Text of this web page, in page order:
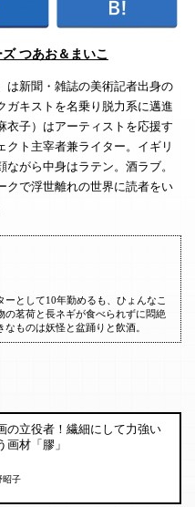
つあお＆まいこ
は新聞・雑誌の美術記者出身の
ガキストを名乗り脱力系に邁進
衣子）はアーティストを応援す
クト主宰者兼ライター。イギリ
ながら中身はラテン。酒ラブ。
クで浮世離れの世界に読者をい
として10年勤めるも、ひょんなこ
の茗荷と長ネギが食べられずに悶絶
ものは妖怪と盆踊りと飲酒。
の立役者！繊細にして力強い
画材「膠」
昭子